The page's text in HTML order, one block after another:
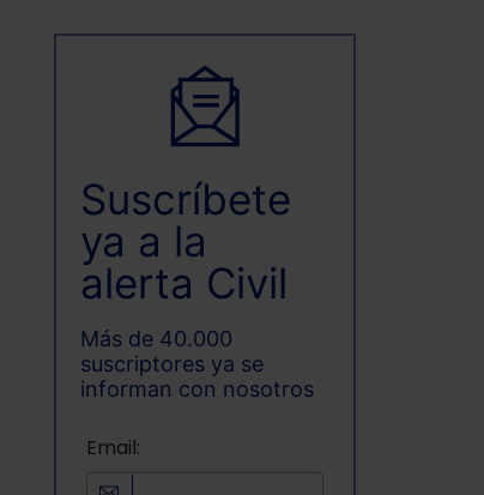
Suscríbete
ya a la
alerta Civil
Más de 40.000
suscriptores ya se
informan con nosotros
Email: